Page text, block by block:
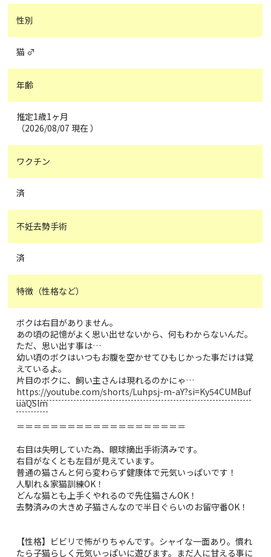
性別
猫 ♂
年齢
推定1歳1ヶ月
（2026/08/07 現在 ）
ワクチン
済
不妊去勢手術
済
特徴（性格など）
ボクは右目がありません。
あの頃の記憶がよく思い出せないから、何もわからないんだ。
ただ、思い出す事は…
幼い頃のボクはいつもお腹を空かせてひもじかった事だけは覚
えているよ。
片目のボクに、飼い主さんは現れるのかにゃ…
https://youtube.com/shorts/Luhpsj-m-aY?si=Ky54CUMBuf
uaQSlm
＝＝＝＝＝＝＝＝＝＝＝＝＝＝＝＝＝＝＝＝
右目は失明していた為、眼球摘出手術済みです。
右目がなくとも左目が見えています。
普通の猫さんと何ら変わらず健康体で元気いっぱいです！
人馴れ＆家猫訓練OK！
どんな猫とも上手くやれるので先住猫さんOK！
去勢済みの大きめ子猫さんなので半日ぐらいのお留守番OK！
【性格】ビビリで怖がりちゃんです。シャイな一面あり。慣れ
たら子猫らしく元気いっぱいに遊びます。まだ人に甘える事に